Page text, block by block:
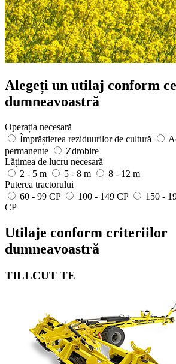
Alegeți un utilaj conform
dumneavoastră
Operația necesară
Împrăștierea reziduurilor de cultură
permanente
Zdrobire
Lățimea de lucru necesară
2 - 5 m
5 - 8 m
8 - 12 m
Puterea tractorului
60 - 99 CP
100 - 149 CP 150 -
CP
Utilaje conform criteriilor
dumneavoastră
TILLCUT TE